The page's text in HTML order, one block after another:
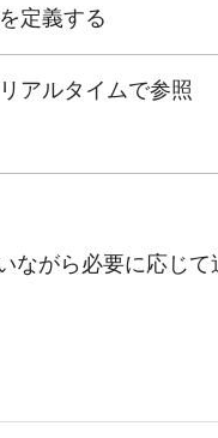
定義する
アルタイムで参照
ながら必要に応じ